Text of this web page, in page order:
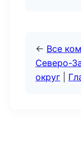
← Все
Северо-
округ